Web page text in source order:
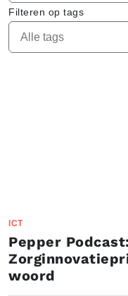
Filteren op tags
ICT
Pepper
woord